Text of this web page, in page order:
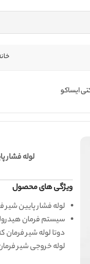
لوله فشار پایین
ویژگی های محصول
لوله فشار پایین شیر فرمان پژو
سیستم فرمان
دوتا لوله شیر
لوله خروجی شیر